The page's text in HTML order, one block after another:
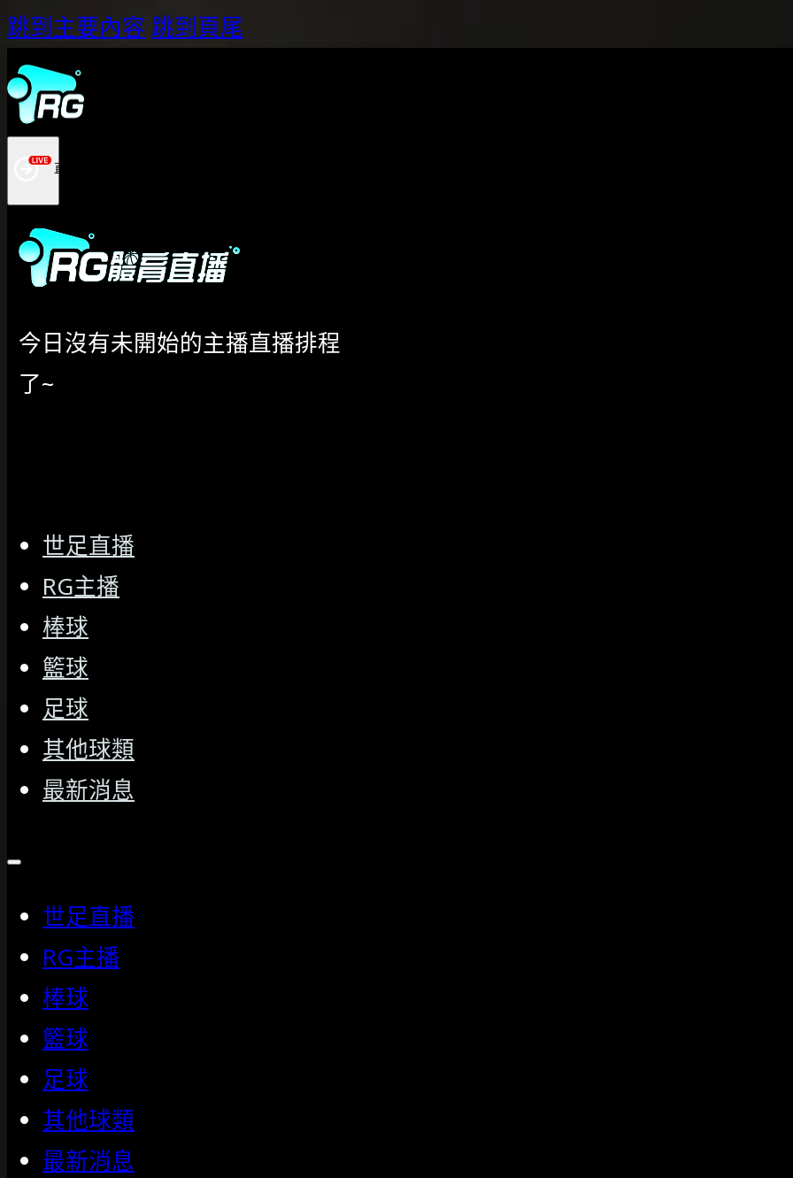
跳到主要內容 跳到頁尾
今日沒有未開始的主播直播排程
了~
世足直播
RG主播
棒球
籃球
足球
其他球類
最新消息
世足直播
RG主播
棒球
籃球
足球
其他球類
最新消息